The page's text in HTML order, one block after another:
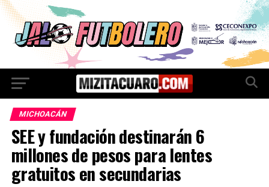
MICHOACÁN
SEE y fundación destinarán 6
millones de pesos para lentes
gratuitos en secundarias